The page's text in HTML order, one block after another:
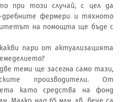
при този случай, с цел да
дребните фермери и тяхното
на помощта ще бъде с
пари от актуализацията
теми ще засегна само тази,
производители. От
като средства на фонд